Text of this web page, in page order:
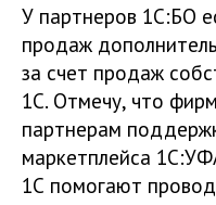
У партнеров 1С:БО
продаж
за счет продаж
1С. Отмечу, что
партнерам
маркетплейса
1С помогают